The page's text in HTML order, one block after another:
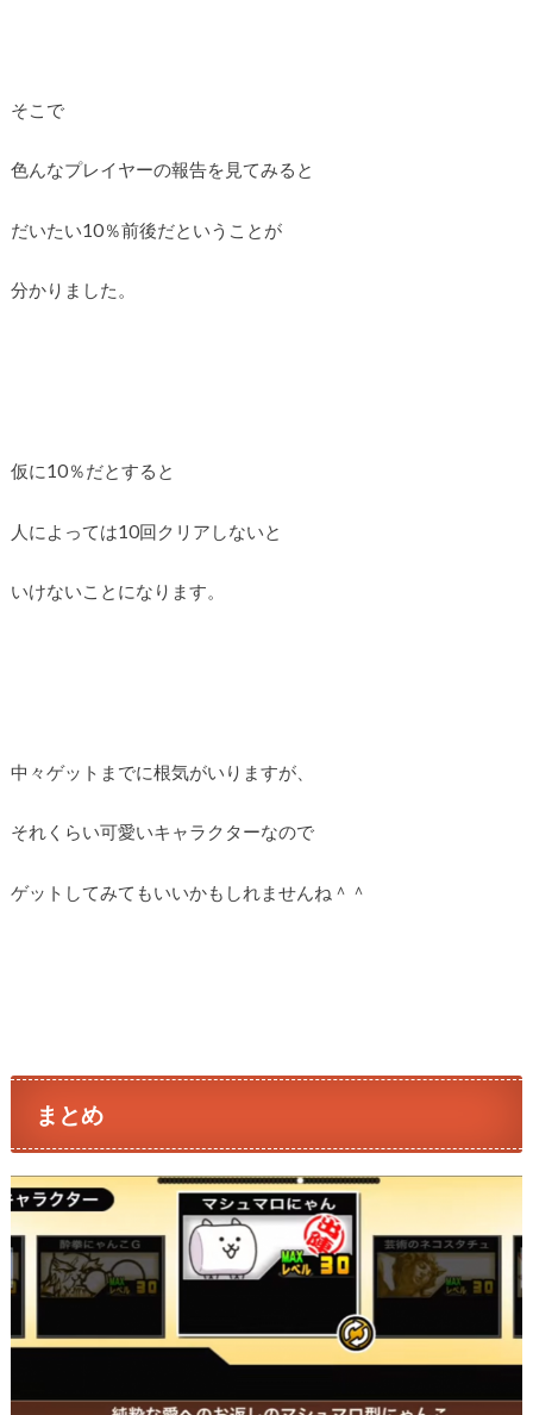
そこで
色んなプレイヤーの報告を見てみると
だいたい10％前後だということが
分かりました。
仮に10％だとすると
人によっては10回クリアしないと
いけないことになります。
中々ゲットまでに根気がいりますが、
それくらい可愛いキャラクターなので
ゲットしてみてもいいかもしれませんね＾＾
まとめ